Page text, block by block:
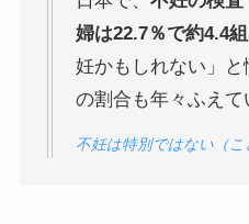
婦は22.7％で約4.4
妊かもしれない」
の割合も年々ふえて
不妊は特別ではない（こ